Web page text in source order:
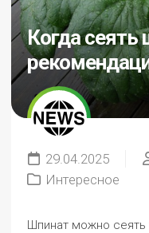
Когда сеять
29.04.2025
Интересное
Шпинат можно сеять